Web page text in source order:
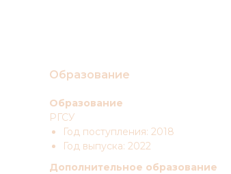
Образование
Образование
РГСУ
Год поступления: 2018
Год выпуска: 2022
Дополнительное образование